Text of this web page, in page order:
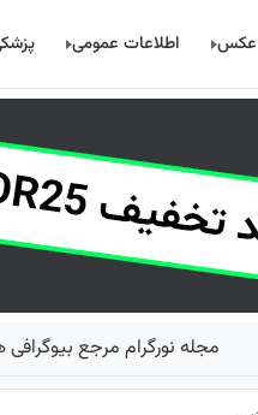
عکس اطلاعات عمومی
مجله نورگرام مرجع بیوگرافی